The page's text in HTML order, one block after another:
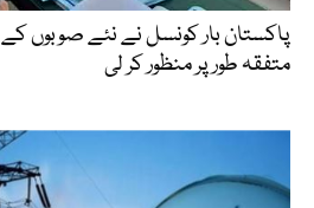
پاکستان بار کونسل نے نئے صوبوں کے
متفقہ طور پر منظور کر لی